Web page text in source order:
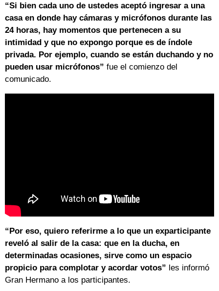
“Si bien cada uno de ustedes aceptó ingresar a una
casa en donde hay cámaras y micrófonos durante las
24 horas, hay momentos que pertenecen a su
intimidad y que no expongo porque es de índole
privada. Por ejemplo, cuando se están duchando y no
pueden usar micrófonos” fue el comienzo del
comunicado.
“Por eso, quiero referirme a lo que un exparticipante
reveló al salir de la casa: que en la ducha, en
determinadas ocasiones, sirve como un espacio
propicio para complotar y acordar votos” les informó
Gran Hermano a los participantes.